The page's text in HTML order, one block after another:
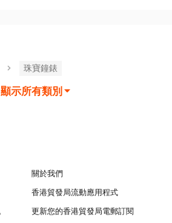
珠寶鐘錶
顯示所有類別
關於我們
香港貿發局流動應用程式
更新您的香港貿發局電郵訂閱